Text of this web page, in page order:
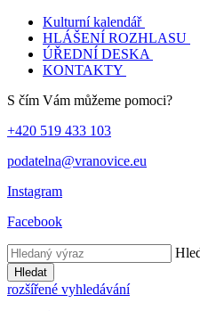
Kulturní kalendář
HLÁŠENÍ ROZHLASU
ÚŘEDNÍ DESKA
KONTAKTY
S čím Vám můžeme pomoci?
+420 519 433 103
podatelna@vranovice.eu
Instagram
Facebook
Hledat
rozšířené vyhledávání